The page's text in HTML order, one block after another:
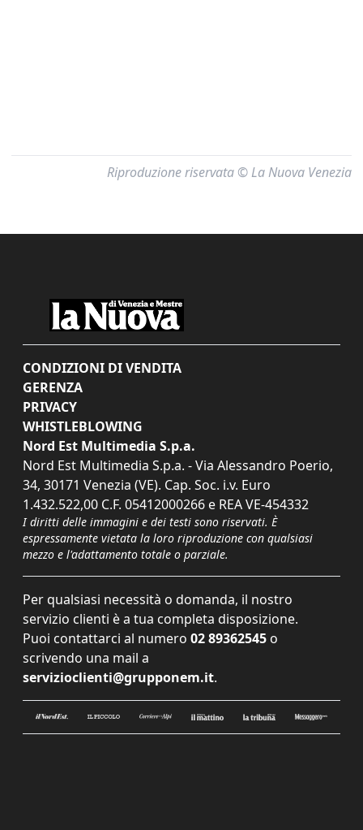
Riproduzione riservata © La Nuova Venezia
CONDIZIONI DI VENDITA
GERENZA
PRIVACY
WHISTLEBLOWING
Nord Est Multimedia S.p.a.
Nord Est Multimedia S.p.a. - Via Alessandro Poerio,
34, 30171 Venezia (VE). Cap. Soc. i.v. Euro
1.432.522,00 C.F. 05412000266 e REA VE-454332
I diritti delle immagini e dei testi sono riservati. È
espressamente vietata la loro riproduzione con qualsiasi
mezzo e l'adattamento totale o parziale.
Per qualsiasi necessità o domanda, il nostro
servizio clienti è a tua completa disposizione.
Puoi contattarci al numero 02 89362545 o
scrivendo una mail a
servizioclienti@grupponem.it.